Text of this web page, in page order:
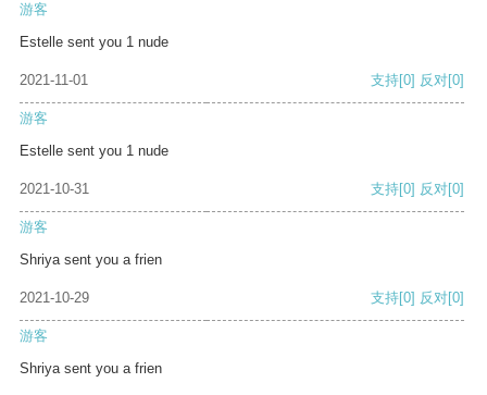
游客
Estelle sent you 1 nude
2021-11-01 支持[0] 反对[0]
游客
Estelle sent you 1 nude
2021-10-31 支持[0] 反对[0]
游客
Shriya sent you a frien
2021-10-29 支持[0] 反对[0]
游客
Shriya sent you a frien